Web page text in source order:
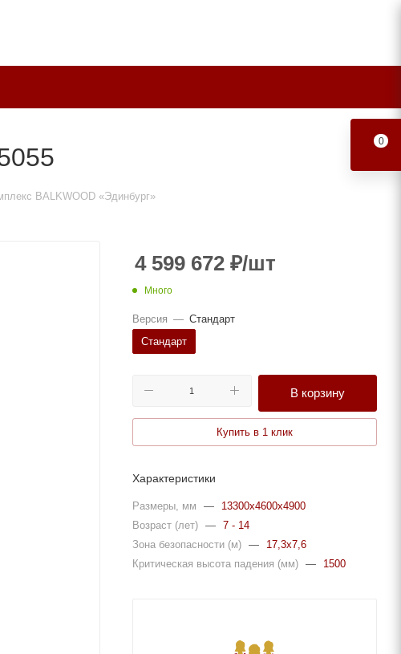
BALKWOOD «Эдинбург»
4 599 672 ₽/шт
Много
Версия — Стандарт
Стандарт
В корзину
Купить в 1 клик
Характеристики
Размеры, мм —
13300x4600x4900
Возраст (лет) — 7 - 14
Зона безопасности (м) —
17,3x7,6
Критическая высота падения (мм) — 1500
0